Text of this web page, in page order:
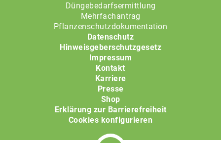
Düngebedarfsermittlung
Mehrfachantrag
Pflanzenschutzdokumentation
Datenschutz
Hinweisgeberschutzgesetz
Impressum
Kontakt
Karriere
Presse
Shop
Erklärung zur Barrierefreiheit
Cookies konfigurieren